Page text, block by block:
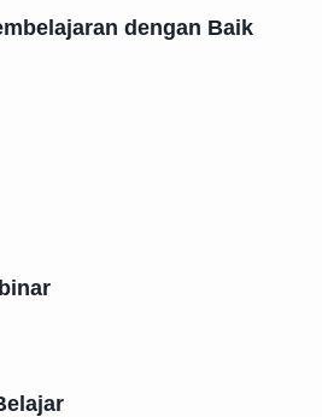
dengan Baik